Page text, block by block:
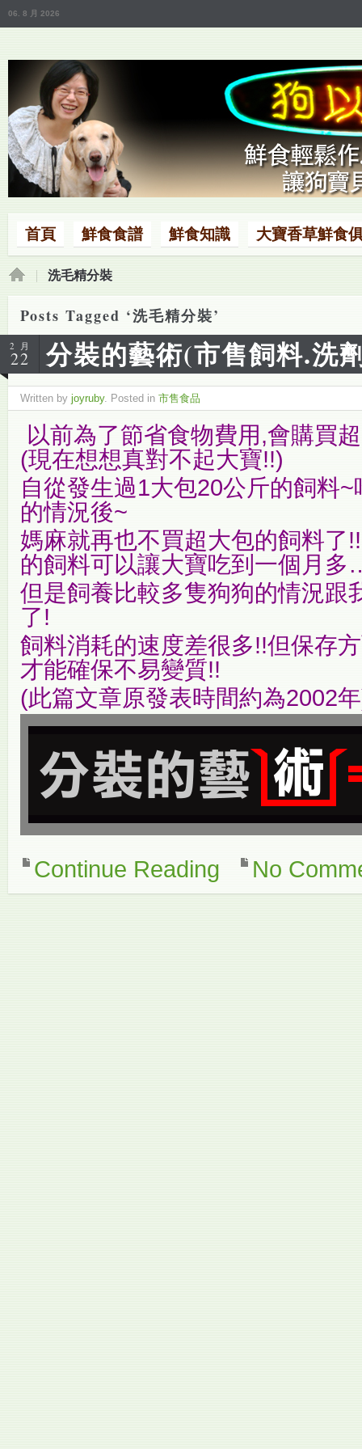
06. 8 月 2026
首頁 鮮食食譜 鮮食知識 大寶香草鮮食
洗毛精分裝
Posts Tagged ‘洗毛精分裝’
2 月
22 分裝的藝術(市售飼料.洗
Written by joyruby. Posted in 市售食品
以前為了節省食物費用,會購買
(現在想想真對不起大寶!!)
自從發生過1大包20公斤的飼料
的情況後~
媽麻就再也不買超大包的飼料了
的飼料可以讓大寶吃到一個月
但是飼養比較多隻狗狗的情況跟
了!
飼料消耗的速度差很多!!但保存
才能確保不易變質!!
(此篇文章原發表時間約為2002
Continue Reading No